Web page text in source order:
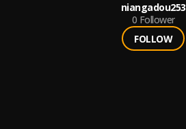
niangadou253
0 Follower
FOLLOW